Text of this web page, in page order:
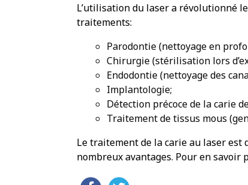
L’utilisation du laser a révolutionné
traitements:
Parodontie (nettoyage en
Chirurgie (stérilisation lors
Endodontie (nettoyage des
Implantologie;
Détection précoce de la carie
Traitement de tissus mous
Le traitement de la carie au laser
nombreux avantages. Pour en savoir